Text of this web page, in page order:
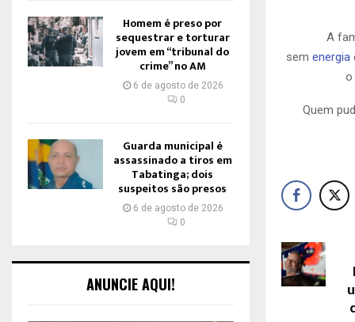
A
sem energia
o
Quem
Homem é preso por
sequestrar e torturar
jovem em “tribunal do
crime” no AM
6 de agosto de 2026
0
Guarda municipal é
assassinado a tiros em
Tabatinga; dois
suspeitos são presos
6 de agosto de 2026
0
ANUNCIE AQUI!